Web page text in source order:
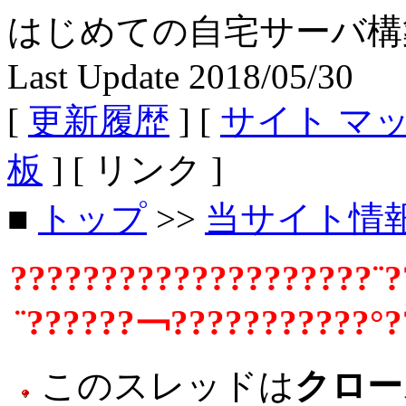
はじめての自宅サーバ構
Last Update 2018/05/30
[ 更新履歴 ] [ サイト マ
板 ] [ リンク ]
■
トップ >> 当サイト情
¨??????￢
このスレッドはクロ